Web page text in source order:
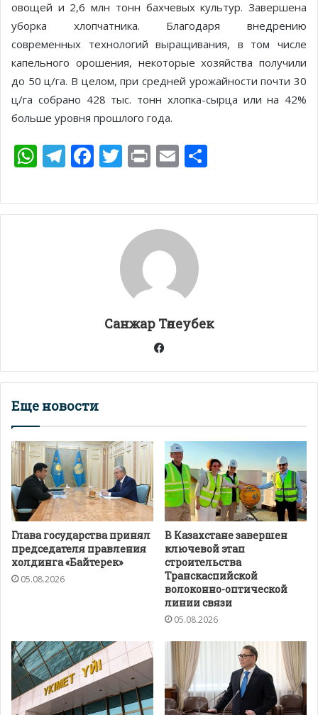
овощей и 2,6 млн тонн бахчевых культур. Завершена
уборка хлопчатника. Благодаря внедрению
современных технологий выращивания, в том числе
капельного орошения, некоторые хозяйства получили
до 50 ц/га. В целом, при средней урожайности почти 30
ц/га собрано 428 тыс. тонн хлопка-сырца или на 42%
больше уровня прошлого года.
W
at
s
T
e
gr
F
e
b
T
itt
er
Pr
t
E
ai
l
п
р
т
ь
Санжар Төлеубек
Facebook
Еще новости
Глава государства принял
председателя правления
холдинга «Байтерек»
05.08.2026
В Казахстане завершен
ключевой этап
строительства
Транскаспийской
волоконно-оптической
линии связи
05.08.2026